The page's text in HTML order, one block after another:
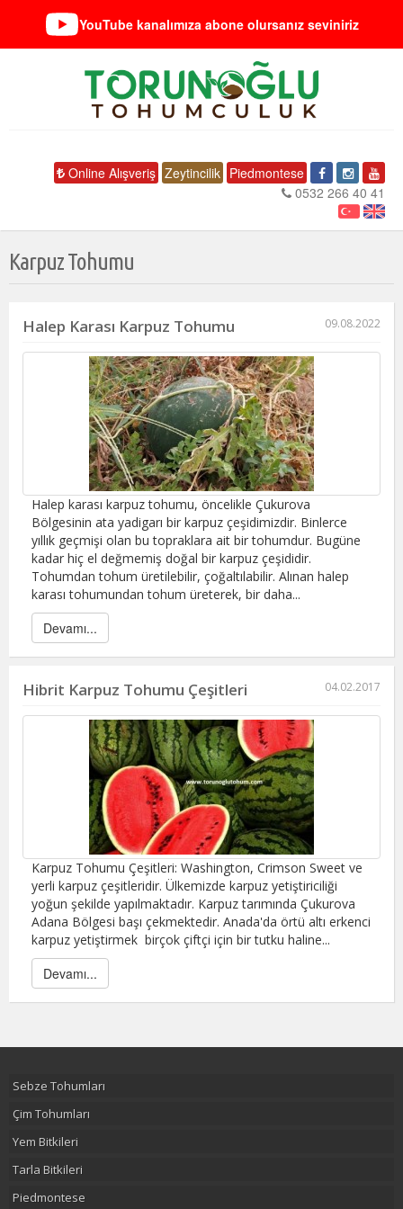
YouTube kanalımıza abone olursanız seviniriz
Online Alışveriş Zeytincilik Piedmontese
0532 266 40 41
Karpuz Tohumu
Halep Karası Karpuz Tohumu 09.08.2022
Halep karası karpuz tohumu, öncelikle Çukurova
Bölgesinin ata yadigarı bir karpuz çeşidimizdir. Binlerce
yıllık geçmişi olan bu topraklara ait bir tohumdur. Bugüne
kadar hiç el değmemiş doğal bir karpuz çeşididir.
Tohumdan tohum üretilebilir, çoğaltılabilir. Alınan halep
karası tohumundan tohum üreterek, bir daha...
Devamı...
Hibrit Karpuz Tohumu Çeşitleri 04.02.2017
Karpuz Tohumu Çeşitleri: Washington, Crimson Sweet ve
yerli karpuz çeşitleridir. Ülkemizde karpuz yetiştiriciliği
yoğun şekilde yapılmaktadır. Karpuz tarımında Çukurova
Adana Bölgesi başı çekmektedir. Anada'da örtü altı erkenci
karpuz yetiştirmek birçok çiftçi için bir tutku haline...
Devamı...
Sebze Tohumları
Çim Tohumları
Yem Bitkileri
Tarla Bitkileri
Piedmontese